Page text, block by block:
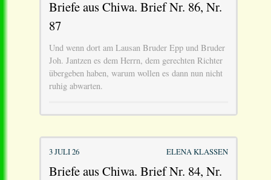
Briefe aus Chiwa. Brief Nr. 86, Nr.
87
Und wenn dort am Lausan Bruder Epp und Bruder
Joh. Jantzen es dem Herrn, dem gerechten Richter
übergeben haben, warum wollen es dann nun nicht
ruhig abwarten.
3 JULI 26 ELENA KLASSEN
Briefe aus Chiwa. Brief Nr. 84, Nr.